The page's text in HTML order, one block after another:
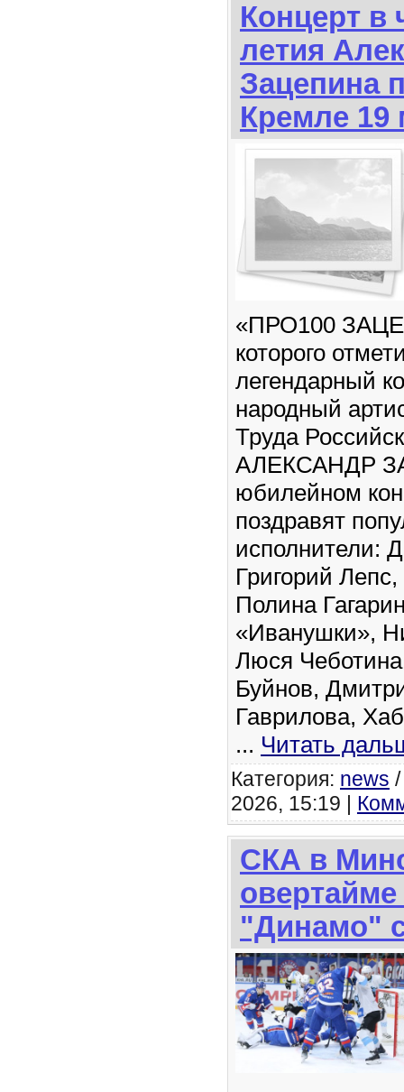
Концерт в
летия
Зацепина
Кремле 19
«ПРО100
которого
легендарный
народный
Труда
АЛЕКСАНДР
юбилейном
поздравят
исполнители:
Григорий
Полина
«Иванушки»,
Люся
Буйнов,
Гаврилова,
... Читать
Категория: news
2026, 15:19 |
СКА в
"Динамо"